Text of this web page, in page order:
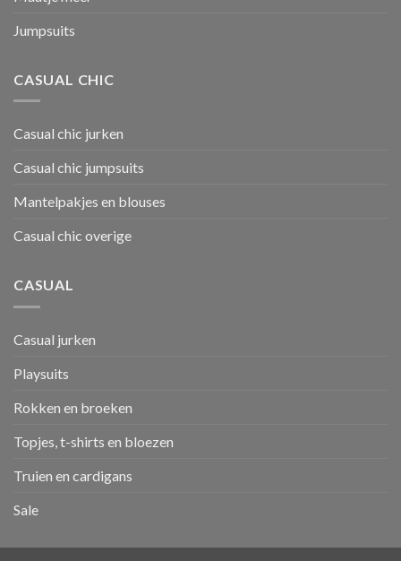
Jumpsuits
CASUAL CHIC
Casual chic jurken
Casual chic jumpsuits
Mantelpakjes en blouses
Casual chic overige
CASUAL
Casual jurken
Playsuits
Rokken en broeken
Topjes, t-shirts en bloezen
Truien en cardigans
Sale